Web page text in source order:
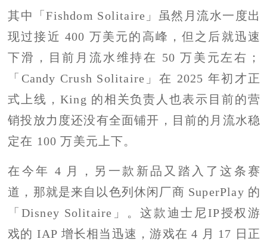
其中「Fishdom Solitaire」虽然月流水一度出
现过接近 400 万美元的高峰，但之后就迅速
下滑，目前月流水维持在 50 万美元左右；
「Candy Crush Solitaire」在 2025 年初才正
式上线，King 的相关负责人也表示目前的营
销投放力度还没有全面铺开，目前的月流水稳
定在 100 万美元上下。
在今年 4 月，另一款新品又踏入了这条赛
道，那就是来自以色列休闲厂商 SuperPlay 的
「Disney Solitaire」。这款迪士尼IP授权游
戏的 IAP 增长相当迅速，游戏在 4 月 17 日正